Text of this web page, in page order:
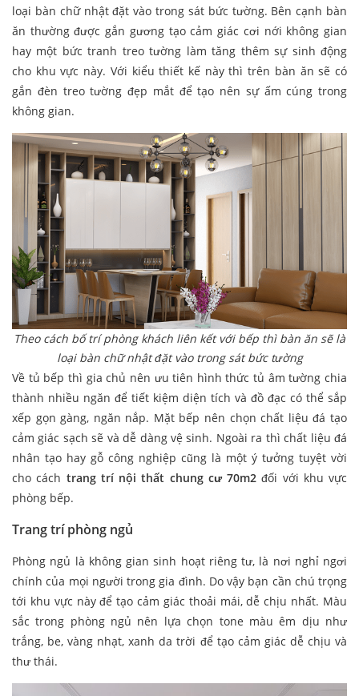
loại bàn chữ nhật đặt vào trong sát bức tường. Bên cạnh bàn
ăn thường được gắn gương tạo cảm giác cơi nới không gian
hay một bức tranh treo tường làm tăng thêm sự sinh động
cho khu vực này. Với kiểu thiết kế này thì trên bàn ăn sẽ có
gắn đèn treo tường đẹp mắt để tạo nên sự ấm cúng trong
không gian.
Theo cách bố trí phòng khách liên kết với bếp thì bàn ăn sẽ là
loại bàn chữ nhật đặt vào trong sát bức tường
Về tủ bếp thì gia chủ nên ưu tiên hình thức tủ âm tường chia
thành nhiều ngăn để tiết kiệm diện tích và đồ đạc có thể sắp
xếp gọn gàng, ngăn nắp. Mặt bếp nên chọn chất liệu đá tạo
cảm giác sạch sẽ và dễ dàng vệ sinh. Ngoài ra thì chất liệu đá
nhân tạo hay gỗ công nghiệp cũng là một ý tưởng tuyệt vời
cho cách trang trí nội thất chung cư 70m2 đối với khu vực
phòng bếp.
Trang trí phòng ngủ
Phòng ngủ là không gian sinh hoạt riêng tư, là nơi nghỉ ngơi
chính của mọi người trong gia đình. Do vậy bạn cần chú trọng
tới khu vực này để tạo cảm giác thoải mái, dễ chịu nhất. Màu
sắc trong phòng ngủ nên lựa chọn tone màu êm dịu như
trắng, be, vàng nhạt, xanh da trời để tạo cảm giác dễ chịu và
thư thái.